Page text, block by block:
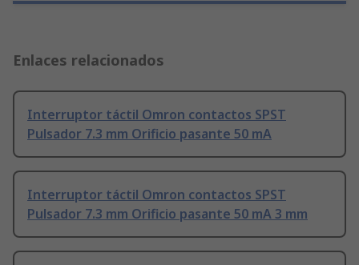
Enlaces relacionados
Interruptor táctil Omron contactos SPST
Pulsador 7.3 mm Orificio pasante 50 mA
Interruptor táctil Omron contactos SPST
Pulsador 7.3 mm Orificio pasante 50 mA 3 mm